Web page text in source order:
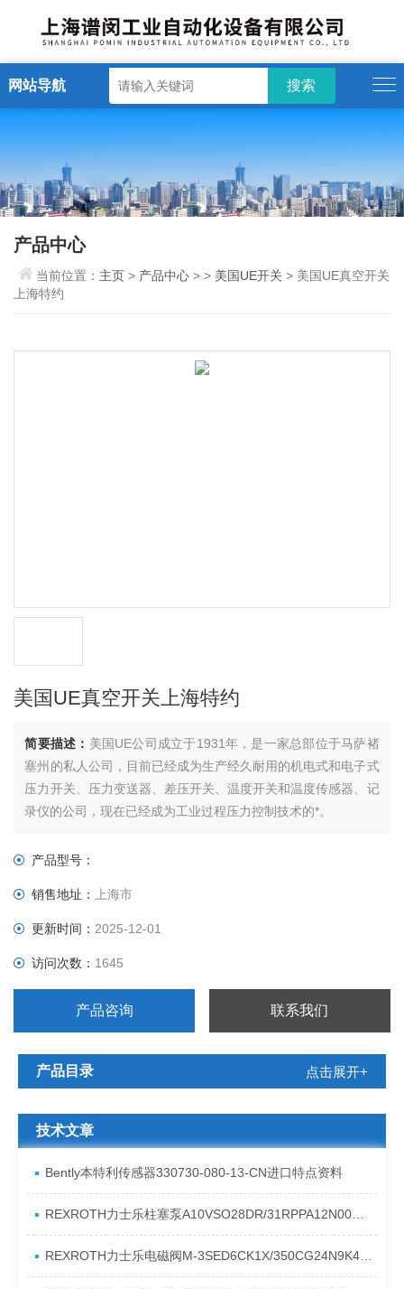
网站导航
产品中心
当前位置： 主页> 产品中心 > > 美国UE开关 > 美国UE真空开关
上海特约
美国UE真空开关上海特约
简要描述： 美国UE公司成立于1931年，是一家总部位于马萨褚
塞州的私人公司，目前已经成为生产经久耐用的机电式和电子式
压力开关、压力变送器、差压开关、温度开关和温度传感器、记
录仪的公司，现在已经成为工业过程压力控制技术的*。
产品型号：
销售地址：上海市
更新时间：2025-12-01
访问次数： 1645
产品咨询 联系我们
产品目录 点击展开+
技术文章
Bently本特利传感器330730-080-13-CN进口特点资料
REXROTH力士乐柱塞泵A10VSO28DR/31RPPA12N00产品资料简介
REXROTH力士乐电磁阀M-3SED6CK1X/350CG24N9K4进口现货介绍